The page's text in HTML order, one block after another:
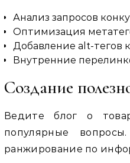
Анализ запросов
Оптимизация
Добавление alt-тегов
Внутренние
Создание
Ведите блог о
популярные
ранжирование по